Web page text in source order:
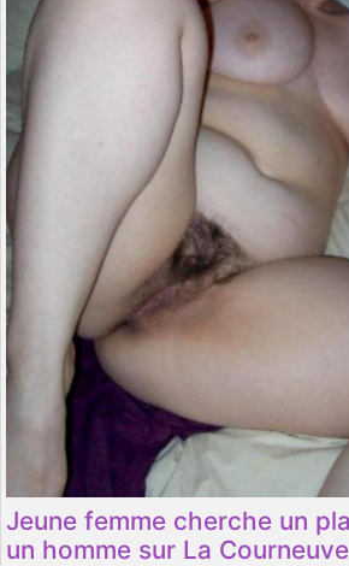
Jeune femme cherche un
un homme sur La Courneuve